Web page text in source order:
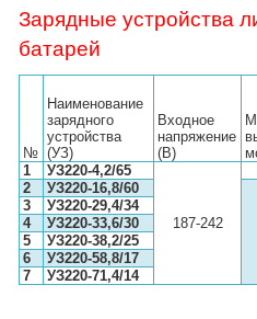
Зарядные устройства
батарей
№
Наименование
зарядного
устройства
(УЗ)
Входное
напряжение
(В)
1
УЗ220-4,2/65
187-242
2 УЗ220-16,8/60
3
УЗ220-29,4/34
4
УЗ220-33,6/30
5
УЗ220-38,2/25
6
УЗ220-58,8/17
7
УЗ220-71,4/14